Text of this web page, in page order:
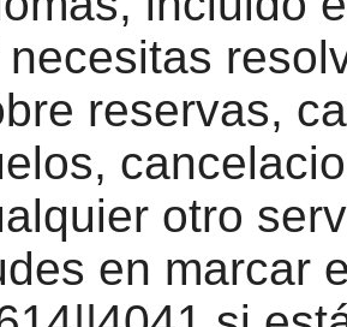
necesitas
reservas,
otro
en marcar